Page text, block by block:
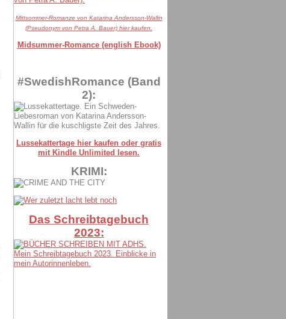
Mittsommer-Romanze von Katarina Andersson-Wallin
(Pseudonym von Petra A. Bauer) hier kaufen.
Midsummer-Romance (english Ebook)
#SwedishRomance (Band
2):
Lussekattertage hier kaufen oder gratis
mit Kindle Unlimited lesen.
KRIMI:
Das Schreibtagebuch
2023: